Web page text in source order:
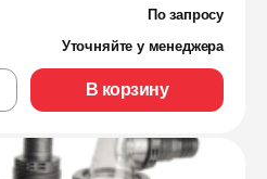
По запросу
Уточняйте у менеджера
В корзину